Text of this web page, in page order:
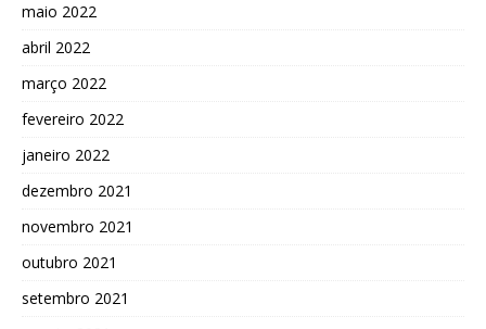
maio 2022
abril 2022
março 2022
fevereiro 2022
janeiro 2022
dezembro 2021
novembro 2021
outubro 2021
setembro 2021